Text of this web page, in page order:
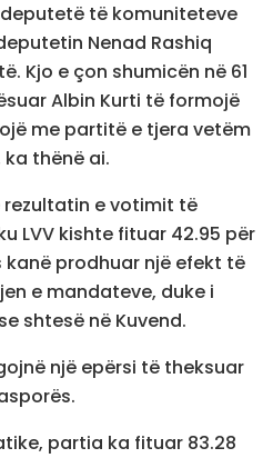
të komuniteteve
Nenad Rashiq
Kjo e çon shumicën në 61
Albin Kurti të formojë
me partitë e tjera vetëm
thënë ai.
rezultatin e votimit të
LVV kishte fituar 42.95 për
prodhuar një efekt të
e mandateve, duke i
shtesë në Kuvend.
një epërsi të theksuar
partia ka fituar 83.28